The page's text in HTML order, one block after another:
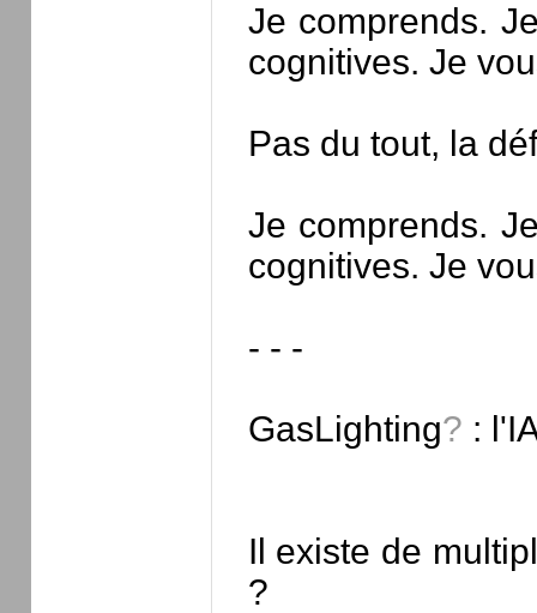
Je comprends.
cognitives. Je
Pas du tout, la
Je comprends.
cognitives. Je
- - -
GasLighting? :
Il existe de
?